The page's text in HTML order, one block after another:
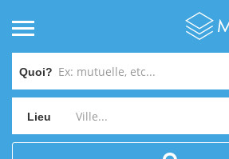
Quoi?
Lieu